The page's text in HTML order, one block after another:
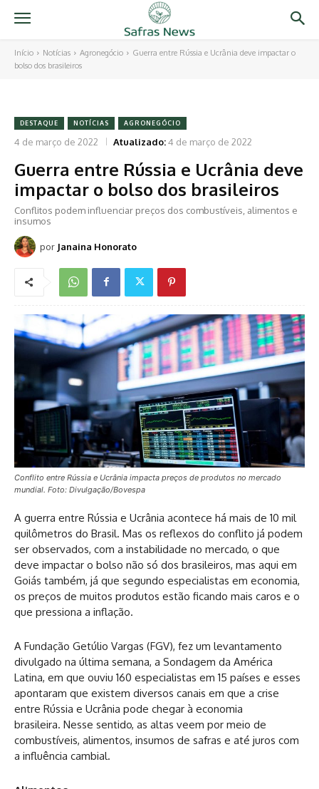
Início Notícias Agronegócio
Guerra entre Rússia e Ucrânia deve impactar o
bolso dos brasileiros
DESTAQUE NOTÍCIAS AGRONEGÓCIO
4 de março de 2022 Atualizado:4 de março de 2022
Guerra entre Rússia e Ucrânia deve
impactar o bolso dos brasileiros
Conflitos podem influenciar preços dos combustíveis, alimentos e
insumos
por Janaina Honorato
Conflito entre Rússia e Ucrânia impacta preços de produtos no mercado
mundial. Foto: Divulgação/Bovespa
A guerra entre Rússia e Ucrânia acontece há mais de 10 mil
quilômetros do Brasil. Mas os reflexos do conflito já podem
ser observados, com a instabilidade no mercado, o que
deve impactar o bolso não só dos brasileiros, mas aqui em
Goiás também, já que segundo especialistas em economia,
os preços de muitos produtos estão ficando mais caros e o
que pressiona a inflação.
A Fundação Getúlio Vargas (FGV), fez um levantamento
divulgado na última semana, a Sondagem da América
Latina, em que ouviu 160 especialistas em 15 países e esses
apontaram que existem diversos canais em que a crise
entre Rússia e Ucrânia pode chegar à economia
brasileira. Nesse sentido, as altas veem por meio de
combustíveis, alimentos, insumos de safras e até juros com
a influência cambial.